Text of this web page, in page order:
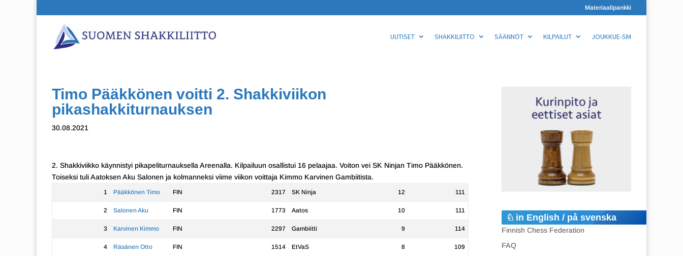
Materiaalipankki
UUTISET SHAKKILIITTO SÄÄNNÖT KILPAILUT JOUKKUE-SM
Timo Pääkkönen voitti 2. Shakkiviikon
pikashakkiturnauksen
30.08.2021
2. Shakkiviikko käynnistyi pikapeliturnauksella Areenalla. Kilpailuun osallistui 16 pelaajaa. Voiton vei SK Ninjan Timo Pääkkönen.
Toiseksi tuli Aatoksen Aku Salonen ja kolmanneksi viime viikon voittaja Kimmo Karvinen Gambiitista.
1 Pääkkönen Timo FIN 2317 SK Ninja 12 111
2 Salonen Aku FIN 1773 Aatos 10 111
3 Karvinen Kimmo FIN 2297 Gambiitti 9 114
4 Räsänen Otto FIN 1514 EtVaS 8 109
in English / på svenska
Finnish Chess Federation
FAQ